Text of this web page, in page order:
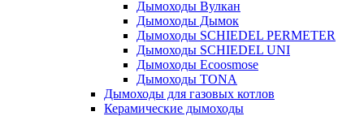
Дымоходы Вулкан
Дымоходы Дымок
Дымоходы SCHIEDEL PERMETER
Дымоходы SCHIEDEL UNI
Дымоходы Ecoosmose
Дымоходы TONA
Дымоходы для газовых котлов
Керамические дымоходы